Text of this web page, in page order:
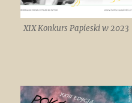
XIX Konkurs Papieski w 2023